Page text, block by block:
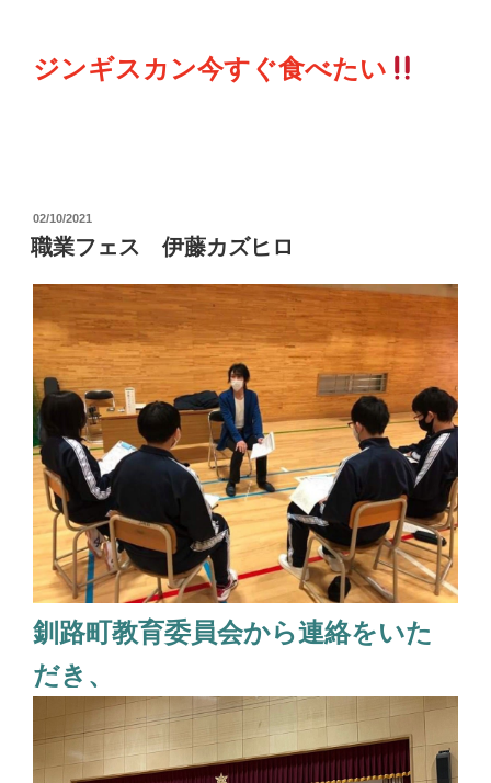
ジンギスカン今すぐ食べたい
投
稿
日:
02/10/2021
職業フェス 伊藤カズヒロ
釧路町教育委員会から連絡をいた
だき、